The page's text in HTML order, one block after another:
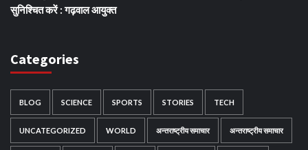
सुनिश्चित करें : गढ़वाल आयुक्त
Categories
BLOG SCIENCE SPORTS STORIES TECH
UNCATEGORIZED WORLD अन्तराष्ट्रीय समाचार अन्तराष्ट्रीय समाचार